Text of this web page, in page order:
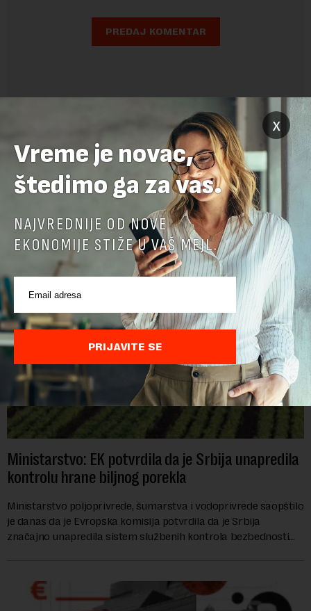
POVEZANI SADRŽAJI
Ministarstvo: EK potvrdila da je Srbija unapredila
kontrolu hrane biljnog porekla
Ministarstvo poljoprivrede, šumarstva i vodoprivrede saopštilo
je danas da je Evropska komisija potvrdila da je Srbija
značajno unapredila sistem službenih kontrola bezbednosti
x
Vreme je novac,
štedimo ga za vas.
NAJVREDNIJE OD NOVE
EKONOMIJE STIŽE U VAŠ MEJL.
PRIJAVITE SE